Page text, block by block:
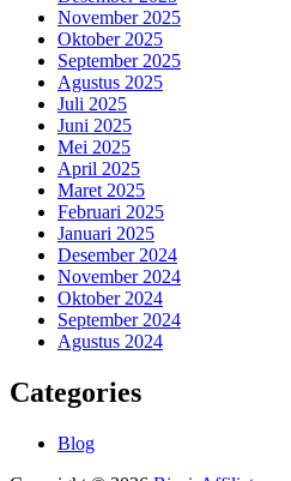
November 2025
Oktober 2025
September 2025
Agustus 2025
Juli 2025
Juni 2025
Mei 2025
April 2025
Maret 2025
Februari 2025
Januari 2025
Desember 2024
November 2024
Oktober 2024
September 2024
Agustus 2024
Categories
Blog